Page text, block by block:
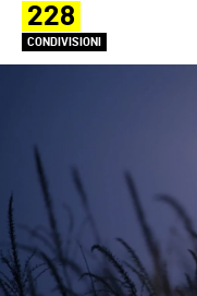
228
CONDIVISIONI